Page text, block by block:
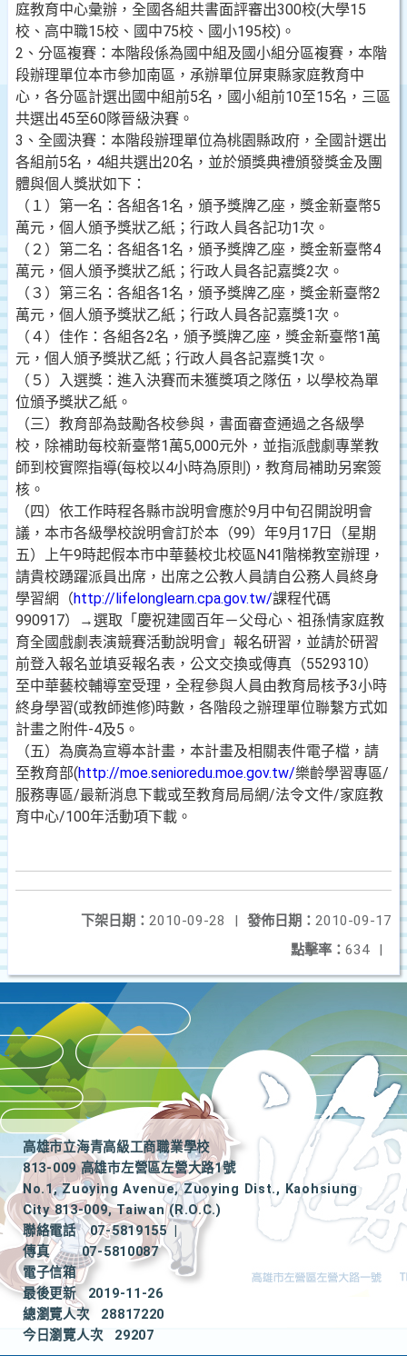
庭教育中心彙辦，全國各組共書面評審出300校(大學15
校、高中職15校、國中75校、國小195校)。
2、分區複賽：本階段係為國中組及國小組分區複賽，本階
段辦理單位本市參加南區，承辦單位屏東縣家庭教育中
心，各分區計選出國中組前5名，國小組前10至15名，三區
共選出45至60隊晉級決賽。
3、全國決賽：本階段辦理單位為桃園縣政府，全國計選出
各組前5名，4組共選出20名，並於頒獎典禮頒發獎金及團
體與個人獎狀如下：
（１）第一名：各組各1名，頒予獎牌乙座，獎金新臺幣5
萬元，個人頒予獎狀乙紙；行政人員各記功1次。
（２）第二名：各組各1名，頒予獎牌乙座，獎金新臺幣4
萬元，個人頒予獎狀乙紙；行政人員各記嘉獎2次。
（３）第三名：各組各1名，頒予獎牌乙座，獎金新臺幣2
萬元，個人頒予獎狀乙紙；行政人員各記嘉獎1次。
（４）佳作：各組各2名，頒予獎牌乙座，獎金新臺幣1萬
元，個人頒予獎狀乙紙；行政人員各記嘉獎1次。
（５）入選獎：進入決賽而未獲獎項之隊伍，以學校為單
位頒予獎狀乙紙。
（三）教育部為鼓勵各校參與，書面審查通過之各級學
校，除補助每校新臺幣1萬5,000元外，並指派戲劇專業教
師到校實際指導(每校以4小時為原則)，教育局補助另案簽
核。
（四）依工作時程各縣市說明會應於9月中旬召開說明會
議，本市各級學校說明會訂於本（99）年9月17日（星期
五）上午9時起假本市中華藝校北校區N41階梯教室辦理，
請貴校踴躍派員出席，出席之公教人員請自公務人員終身
學習網（http://lifelonglearn.cpa.gov.tw/課程代碼
990917）→選取「慶祝建國百年－父母心、祖孫情家庭教
育全國戲劇表演競賽活動說明會」報名研習，並請於研習
前登入報名並填妥報名表，公文交換或傳真（5529310）
至中華藝校輔導室受理，全程參與人員由教育局核予3小時
終身學習(或教師進修)時數，各階段之辦理單位聯繫方式如
計畫之附件-4及5。
（五）為廣為宣導本計畫，本計畫及相關表件電子檔，請
至教育部(http://moe.senioredu.moe.gov.tw/樂齡學習專區/
服務專區/最新消息下載或至教育局局網/法令文件/家庭教
育中心/100年活動項下載。
發佈日期： 2010-09-17
下架日期： 2010-09-28
|
點擊率： 634 |
高雄市立海青高級工商職業學校
813-009 高雄市左營區左營大路1號
No.1, Zuoying Avenue, Zuoying Dist., Kaohsiung
City 813-009, Taiwan (R.O.C.)
聯絡電話
07-5819155
|
傳真
07-5810087
電子信箱
最後更新
2019-11-26
總瀏覽人次
28817220
今日瀏覽人次
29207